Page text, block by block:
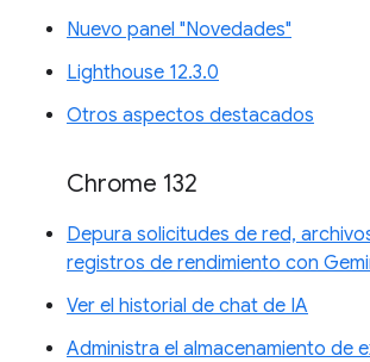
Nuevo panel "Novedades"
Lighthouse 12.3.0
Otros aspectos destacados
Chrome 132
Depura solicitudes de red,
registros de rendimiento con
Ver el historial de chat de IA
Administra el almacenamiento de